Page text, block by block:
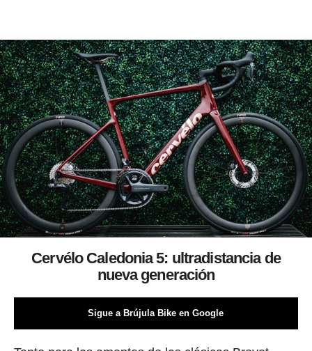
Cervélo Caledonia 5: ultradistancia de
nueva generación
Sigue a Brújula Bike en Google